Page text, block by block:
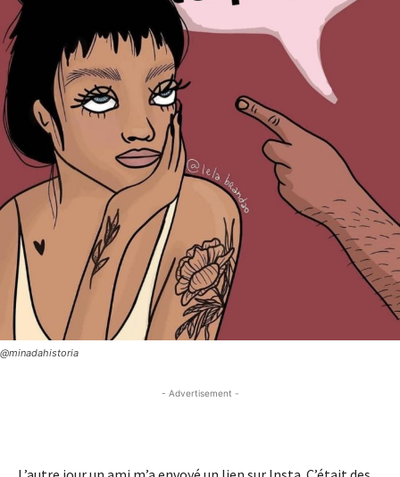
@minadahistoria
- Advertisement -